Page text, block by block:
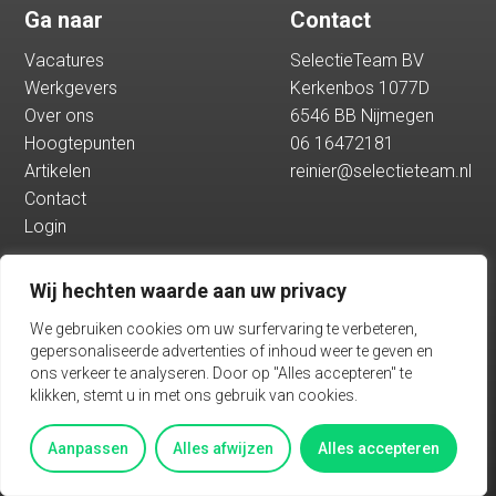
Wij hechten waarde aan uw privacy
We gebruiken cookies om uw surfervaring te verbeteren,
gepersonaliseerde advertenties of inhoud weer te geven en
ons verkeer te analyseren. Door op "Alles accepteren" te
klikken, stemt u in met ons gebruik van cookies.
Aanpassen Alles afwijzen Alles accepteren
Hoogtepunten
Artikelen
Contact
Login
Vacatures
Ga naar
Vacatures
Werkgevers
Over ons
Hoogtepunten
Artikelen
Contact
Login
Contact
SelectieTeam BV
Kerkenbos 1077D
6546 BB Nijmegen
06 16472181
reinier@selectieteam.nl
Algemene voorwaarden
Privacy